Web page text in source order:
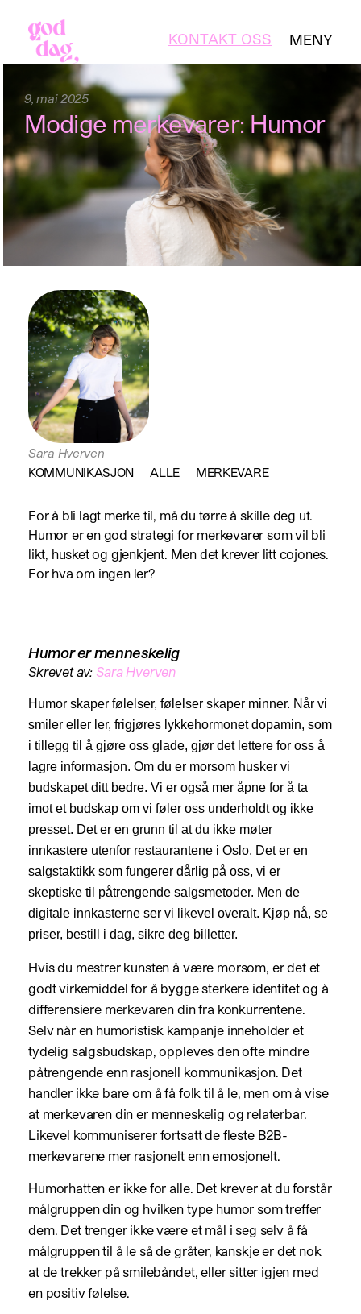
KONTAKT OSS
MENY
9, mai 2025
Modige merkevarer: Humor
Sara Hverven
KOMMUNIKASJON
ALLE MERKEVARE
For å bli lagt merke til, må du tørre å skille deg ut.
Humor er en god strategi for merkevarer som vil bli
likt, husket og gjenkjent. Men det krever litt cojones.
For hva om ingen ler?
Humor er menneskelig
Skrevet av:Sara Hverven
Humor skaper følelser, følelser skaper minner. Når vi
smiler eller ler, frigjøres lykkehormonet dopamin, som
i tillegg til å gjøre oss glade, gjør det lettere for oss å
lagre informasjon. Om du er morsom husker vi
budskapet ditt bedre. Vi er også mer åpne for å ta
imot et budskap om vi føler oss underholdt og ikke
presset. Det er en grunn til at du ikke møter
innkastere utenfor restaurantene i Oslo. Det er en
salgstaktikk som fungerer dårlig på oss, vi er
skeptiske til påtrengende salgsmetoder. Men de
digitale innkasterne ser vi likevel overalt. Kjøp nå, se
priser, bestill i dag, sikre deg billetter.
Hvis du mestrer kunsten å være morsom, er det et
godt virkemiddel for å bygge sterkere identitet og å
differensiere merkevaren din fra konkurrentene.
Selv når en humoristisk kampanje inneholder et
tydelig salgsbudskap, oppleves den ofte mindre
påtrengende enn rasjonell kommunikasjon. Det
handler ikke bare om å få folk til å le, men om å vise
at merkevaren din er menneskelig og relaterbar.
Likevel kommuniserer fortsatt de fleste B2B-
merkevarene mer rasjonelt enn emosjonelt.
Humorhatten er ikke for alle. Det krever at du forstår
målgruppen din og hvilken type humor som treffer
dem. Det trenger ikke være et mål i seg selv å få
målgruppen til å le så de gråter, kanskje er det nok
at de trekker på smilebåndet, eller sitter igjen med
en positiv følelse.